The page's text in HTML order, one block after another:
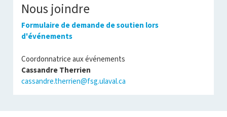
Nous joindre
Formulaire de demande de soutien lors
d'événements
Coordonnatrice aux événements
Cassandre Therrien
cassandre.therrien@fsg.ulaval.ca